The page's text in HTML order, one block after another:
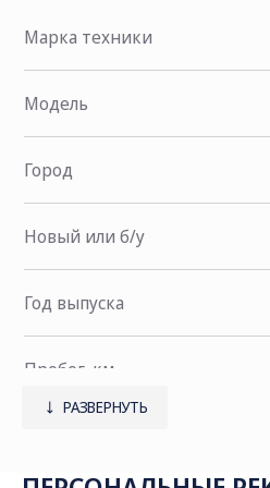
Марка техники
Модель
Город
Новый или б/у
Год выпуска
Пробег, км
РАЗВЕРНУТЬ